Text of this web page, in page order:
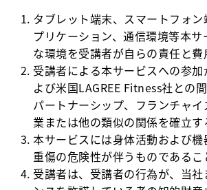
タブレット端末、スマートフォ
プリケーション、通信環境等本
な環境を受講者が自らの責任と
受講者による本サービスへの参
よび米国LAGREE Fitness社との
パートナーシップ、フランチャ
業または他の類似の関係を確立
本サービスには身体活動および機
重傷の危険性が伴うものであるこ
受講者は、受講者の行為が、当